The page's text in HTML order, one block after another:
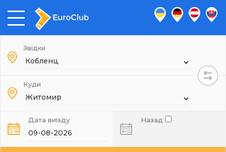
Звідки
Куди
Дата виїзду Назад